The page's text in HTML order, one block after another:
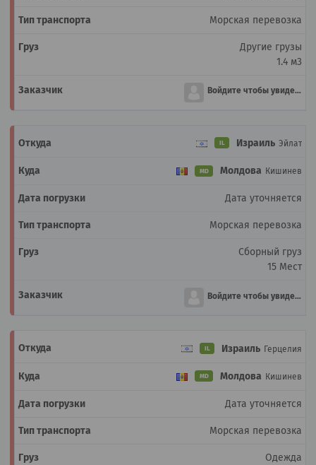
Морская перевозка
Другие грузы
1.4 м3
Войдите чтобы увидеть
IL Израиль Эйлат
MD Молдова Кишинев
Дата уточняется
Морская перевозка
Сборный груз
15 Мест
Войдите чтобы увидеть
IL Израиль Герцелия
MD Молдова Кишинев
Дата уточняется
Морская перевозка
Одежда